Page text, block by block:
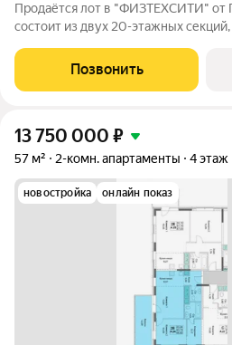
Продаётся лот в "ФИЗТЕХСИТИ"
состоит из двух 20-этажных
панорамным остеклением. В
подземный паркинг и гостевые
Позвонить
13 750 000 ₽
57 м² 2-комн. апартаменты 4 этаж
новостройка онлайн показ